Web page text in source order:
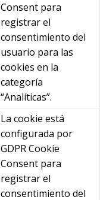
Consent para
registrar el
consentimiento del
usuario para las
cookies en la
categoría
“Analíticas”.
La cookie está
configurada por
GDPR Cookie
Consent para
registrar el
consentimiento del